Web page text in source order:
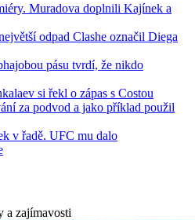
Muradova doplnili Kajínek a
odpad Clashe označil Diega
pásu tvrdí, že nikdo
si řekl o zápas s Costou
za podvod a jako příklad použil
v řadě. UFC mu dalo
a zajímavosti